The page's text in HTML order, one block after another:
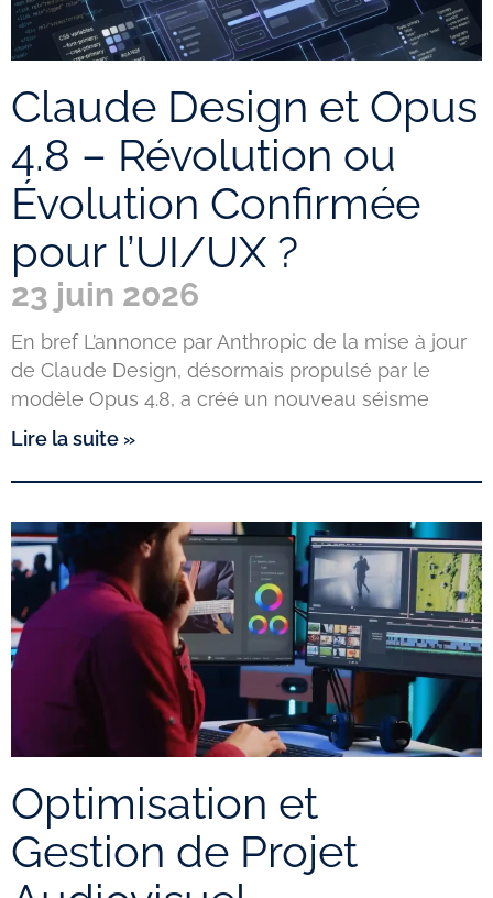
Claude Design et Opus
4.8 – Révolution ou
Évolution Confirmée
pour l’UI/UX ?
23 juin 2026
En bref L’annonce par Anthropic de la mise à jour
de Claude Design, désormais propulsé par le
modèle Opus 4.8, a créé un nouveau séisme
Lire la suite »
Optimisation et
Gestion de Projet